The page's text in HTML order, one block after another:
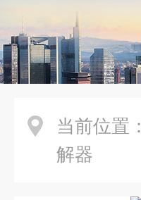
当前位置：
解器